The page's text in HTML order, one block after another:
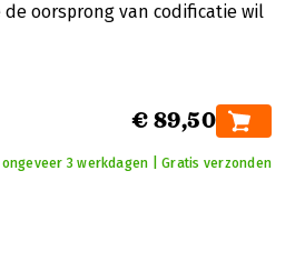
de oorsprong van codificatie wil
€ 89,50
3 werkdagen | Gratis verzonden